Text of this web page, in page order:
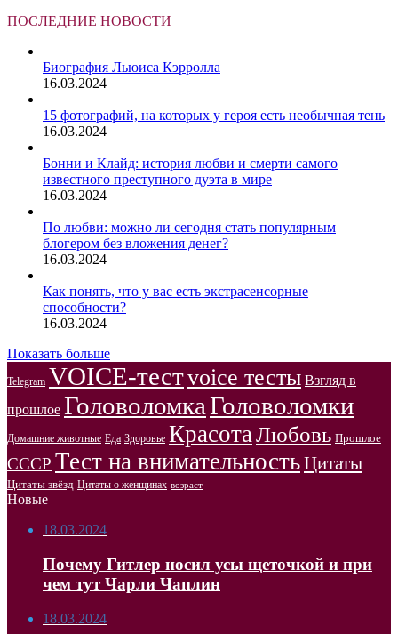
ПОСЛЕДНИЕ НОВОСТИ
Биография Льюиса Кэрролла
16.03.2024
15 фотографий, на которых у героя есть необычная тень
16.03.2024
Бонни и Клайд: история любви и смерти самого
известного преступного дуэта в мире
16.03.2024
По любви: можно ли сегодня стать популярным
блогером без вложения денег?
16.03.2024
Как понять, что у вас есть экстрасенсорные
способности?
16.03.2024
Показать больше
Telegram VOICE-тестvoice тесты Взгляд в
прошлое ГоловоломкаГоловоломки
Домашние животные Еда Здоровье КрасотаЛюбовь Прошлое
СССР Тест на внимательностьЦитаты
Цитаты звёзд Цитаты о женщинах возраст
Новые
18.03.2024
Почему Гитлер носил усы щеточкой и при
чем тут Чарли Чаплин
18.03.2024